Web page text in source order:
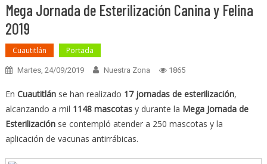
Mega Jornada de Esterilización Canina y Felina
2019
Cuautitlán Portada
Martes, 24/09/2019 Nuestra Zona 1865
En Cuautitlánse han realizado 17 jornadas de esterilización,
alcanzando a mil 1148 mascotasy durante la Mega Jornada de
Esterilizaciónse contempló atender a 250 mascotas y la
aplicación de vacunas antirrábicas.